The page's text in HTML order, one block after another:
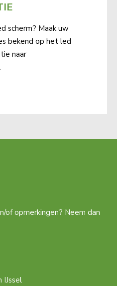
scherm? Maak uw
bekend op het led
naar
of opmerkingen? Neem dan
IJssel